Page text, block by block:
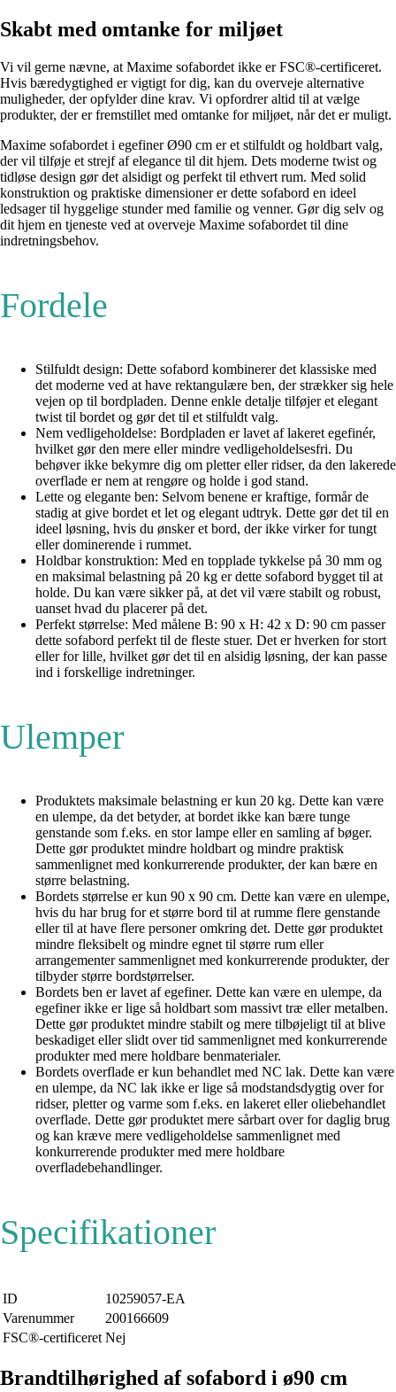
Skabt med omtanke for miljøet
Vi vil gerne nævne, at Maxime sofabordet ikke er FSC®-certificeret.
Hvis bæredygtighed er vigtigt for dig, kan du overveje alternative
muligheder, der opfylder dine krav. Vi opfordrer altid til at vælge
produkter, der er fremstillet med omtanke for miljøet, når det er muligt.
Maxime sofabordet i egefiner Ø90 cm er et stilfuldt og holdbart valg,
der vil tilføje et strejf af elegance til dit hjem. Dets moderne twist og
tidløse design gør det alsidigt og perfekt til ethvert rum. Med solid
konstruktion og praktiske dimensioner er dette sofabord en ideel
ledsager til hyggelige stunder med familie og venner. Gør dig selv og
dit hjem en tjeneste ved at overveje Maxime sofabordet til dine
indretningsbehov.
Fordele
Stilfuldt design: Dette sofabord kombinerer det klassiske med
det moderne ved at have rektangulære ben, der strækker sig hele
vejen op til bordpladen. Denne enkle detalje tilføjer et elegant
twist til bordet og gør det til et stilfuldt valg.
Nem vedligeholdelse: Bordpladen er lavet af lakeret egefinér,
hvilket gør den mere eller mindre vedligeholdelsesfri. Du
behøver ikke bekymre dig om pletter eller ridser, da den lakerede
overflade er nem at rengøre og holde i god stand.
Lette og elegante ben: Selvom benene er kraftige, formår de
stadig at give bordet et let og elegant udtryk. Dette gør det til en
ideel løsning, hvis du ønsker et bord, der ikke virker for tungt
eller dominerende i rummet.
Holdbar konstruktion: Med en topplade tykkelse på 30 mm og
en maksimal belastning på 20 kg er dette sofabord bygget til at
holde. Du kan være sikker på, at det vil være stabilt og robust,
uanset hvad du placerer på det.
Perfekt størrelse: Med målene B: 90 x H: 42 x D: 90 cm passer
dette sofabord perfekt til de fleste stuer. Det er hverken for stort
eller for lille, hvilket gør det til en alsidig løsning, der kan passe
ind i forskellige indretninger.
Ulemper
Produktets maksimale belastning er kun 20 kg. Dette kan være
en ulempe, da det betyder, at bordet ikke kan bære tunge
genstande som f.eks. en stor lampe eller en samling af bøger.
Dette gør produktet mindre holdbart og mindre praktisk
sammenlignet med konkurrerende produkter, der kan bære en
større belastning.
Bordets størrelse er kun 90 x 90 cm. Dette kan være en ulempe,
hvis du har brug for et større bord til at rumme flere genstande
eller til at have flere personer omkring det. Dette gør produktet
mindre fleksibelt og mindre egnet til større rum eller
arrangementer sammenlignet med konkurrerende produkter, der
tilbyder større bordstørrelser.
Bordets ben er lavet af egefiner. Dette kan være en ulempe, da
egefiner ikke er lige så holdbart som massivt træ eller metalben.
Dette gør produktet mindre stabilt og mere tilbøjeligt til at blive
beskadiget eller slidt over tid sammenlignet med konkurrerende
produkter med mere holdbare benmaterialer.
Bordets overflade er kun behandlet med NC lak. Dette kan være
en ulempe, da NC lak ikke er lige så modstandsdygtig over for
ridser, pletter og varme som f.eks. en lakeret eller oliebehandlet
overflade. Dette gør produktet mere sårbart over for daglig brug
og kan kræve mere vedligeholdelse sammenlignet med
konkurrerende produkter med mere holdbare
overfladebehandlinger.
Specifikationer
ID
10259057-EA
Varenummer
200166609
FSC®-certificeret Nej
Brandtilhørighed af sofabord i ø90 cm